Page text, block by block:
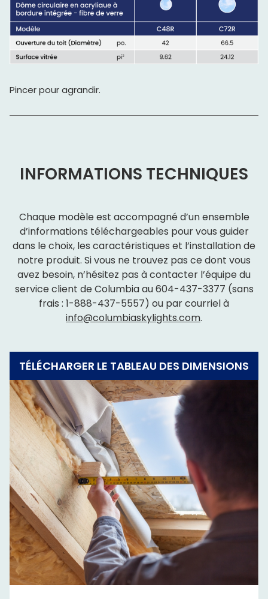
Pincer pour agrandir.
INFORMATIONS TECHNIQUES
Chaque modèle est accompagné d’un ensemble
d’informations téléchargeables pour vous guider
dans le choix, les caractéristiques et l’installation de
notre produit. Si vous ne trouvez pas ce dont vous
avez besoin, n’hésitez pas à contacter l’équipe du
service client de Columbia au604-437-3377 (sans
frais : 1-888-437-5557) ou par courriel à
info@columbiaskylights.com.
TÉLÉCHARGER LE TABLEAU DES DIMENSIONS